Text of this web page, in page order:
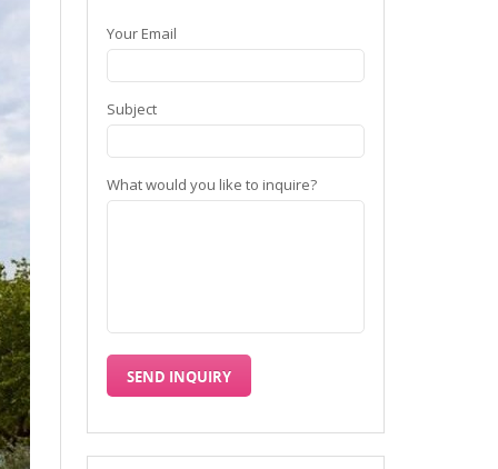
Your Email
Subject
What would you like to inquire?